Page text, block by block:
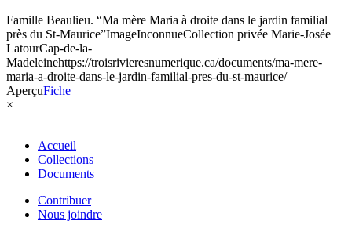
Famille Beaulieu. “Ma mère Maria à droite dans le jardin familial
près du St-Maurice”ImageInconnueCollection privée Marie-Josée
LatourCap-de-la-
Madeleinehttps://troisrivieresnumerique.ca/documents/ma-mere-
maria-a-droite-dans-le-jardin-familial-pres-du-st-maurice/
AperçuFiche
×
Accueil
Collections
Documents
Contribuer
Nous joindre